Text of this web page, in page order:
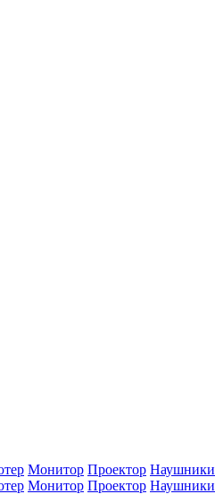
Монитор Проектор Наушники
Монитор Проектор Наушники